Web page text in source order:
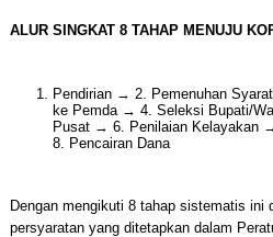
ALUR SINGKAT 8 TAHAP MENUJU
Pendirian → 2. Pemenuhan
ke Pemda → 4. Seleksi Bupati/
Pusat → 6. Penilaian Kelayakan
8. Pencairan Dana
Dengan mengikuti 8 tahap sistematis ini
persyaratan yang ditetapkan dalam